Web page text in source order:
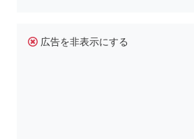
広告を非表示にする